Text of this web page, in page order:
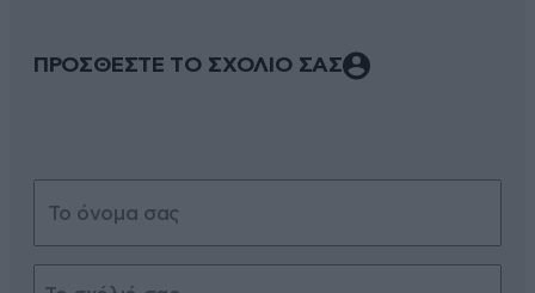
ΠΡΟΣΘΕΣΤΕ ΤΟ ΣΧΟΛΙΟ ΣΑΣ